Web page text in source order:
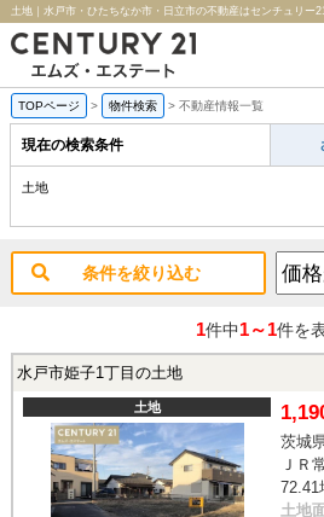
土地｜水戸市・ひたちなか市・日立市の不動産はセンチュリー
TOPページ > 物件検索 > 不動産情報一覧
現在の検索条件
土地
条件を絞り込む
1件中1～1件を
水戸市姫子1丁目の土地
土地
茨城
ＪＲ
72.41
土地